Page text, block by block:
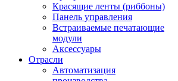
Красящие ленты (риббоны)
Панель управления
Встраиваемые печатающие
модули
Аксессуары
Отрасли
Автоматизация